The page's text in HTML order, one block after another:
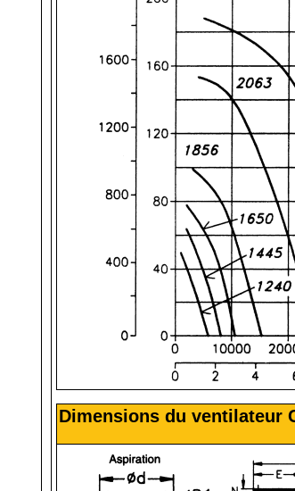
Dimensions du ventilateur